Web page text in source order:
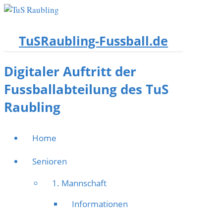
TuSRaubling-Fussball.de
Digitaler Auftritt der
Fussballabteilung des TuS
Raubling
Home
Senioren
1. Mannschaft
Informationen